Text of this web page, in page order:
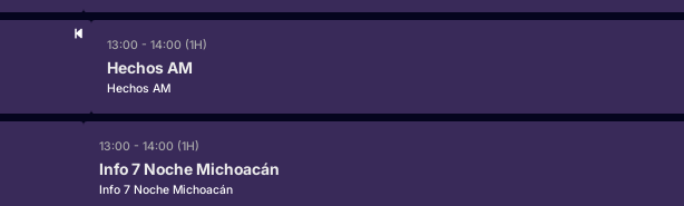
13:00 - 14:00 (1H)
Hechos AM
Hechos AM
13:00 - 14:00 (1H)
Info 7 Noche Michoacán
Info 7 Noche Michoacán